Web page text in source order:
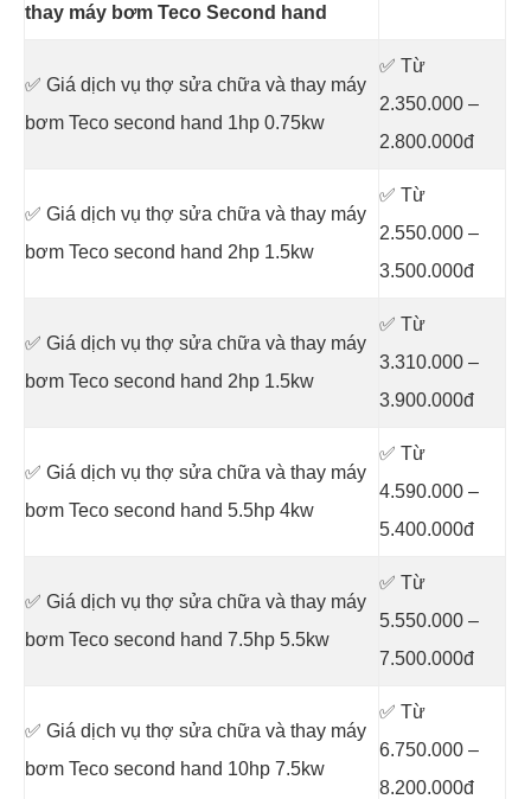
thay máy bơm Teco Second hand
✅ Giá dịch vụ thợ sửa chữa và thay máy
bơm Teco second hand 1hp 0.75kw
✅ Từ
2.350.000 –
2.800.000đ
✅ Giá dịch vụ thợ sửa chữa và thay máy
bơm Teco second hand 2hp 1.5kw
✅ Từ
2.550.000 –
3.500.000đ
✅ Giá dịch vụ thợ sửa chữa và thay máy
bơm Teco second hand 2hp 1.5kw
✅ Từ
3.310.000 –
3.900.000đ
✅ Giá dịch vụ thợ sửa chữa và thay máy
bơm Teco second hand 5.5hp 4kw
✅ Từ
4.590.000 –
5.400.000đ
✅ Giá dịch vụ thợ sửa chữa và thay máy
bơm Teco second hand 7.5hp 5.5kw
✅ Từ
5.550.000 –
7.500.000đ
✅ Giá dịch vụ thợ sửa chữa và thay máy
bơm Teco second hand 10hp 7.5kw
✅ Từ
6.750.000 –
8.200.000đ